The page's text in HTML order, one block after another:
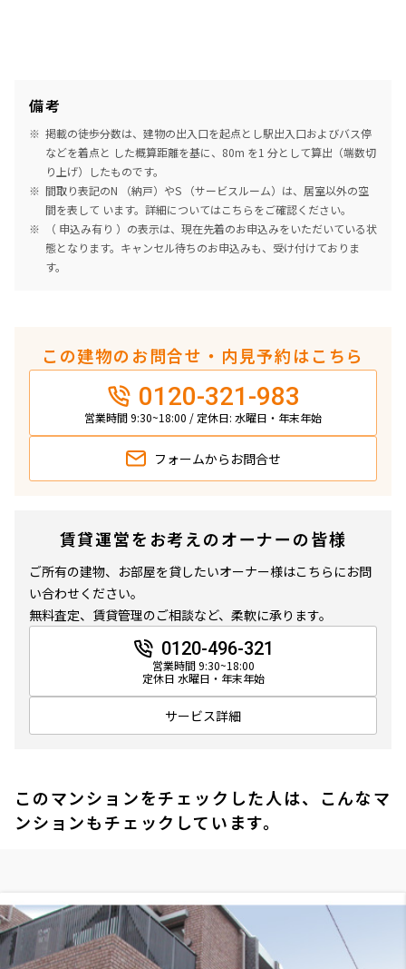
備考
掲載の徒歩分数は、建物の出入口を起点とし駅出入口およびバス停
などを着点と した概算距離を基に、80m を1 分として算出（端数切
り上げ）したものです。
間取り表記のN （納戸）やS （サービスルーム）は、居室以外の空
間を表して います。詳細についてはこちらをご確認ください。
（ 申込み有り ）の表示は、現在先着のお申込みをいただいている状
態となります。キャンセル待ちのお申込みも、受け付けておりま
す。
この建物のお問合せ・内見予約はこちら
0120-321-983
営業時間 9:30~18:00 / 定休日: 水曜日・年末年始
フォームから お問合せ
賃貸運営をお考えのオーナーの皆様
ご所有の建物、お部屋を貸したいオーナー様はこちらにお問
い合わせください。
無料査定、賃貸管理のご相談など、柔軟に承ります。
0120-496-321
営業時間 9:30~18:00
定休日 水曜日・年末年始
サービス詳細
このマンションをチェックした人は、こんなマ
ンションもチェックしています。